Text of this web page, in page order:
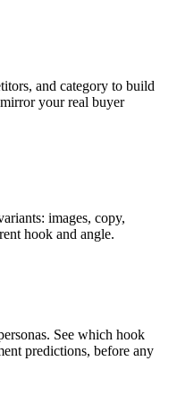
and category to build
your real buyer
images, copy,
hook and angle.
See which hook
predictions, before any